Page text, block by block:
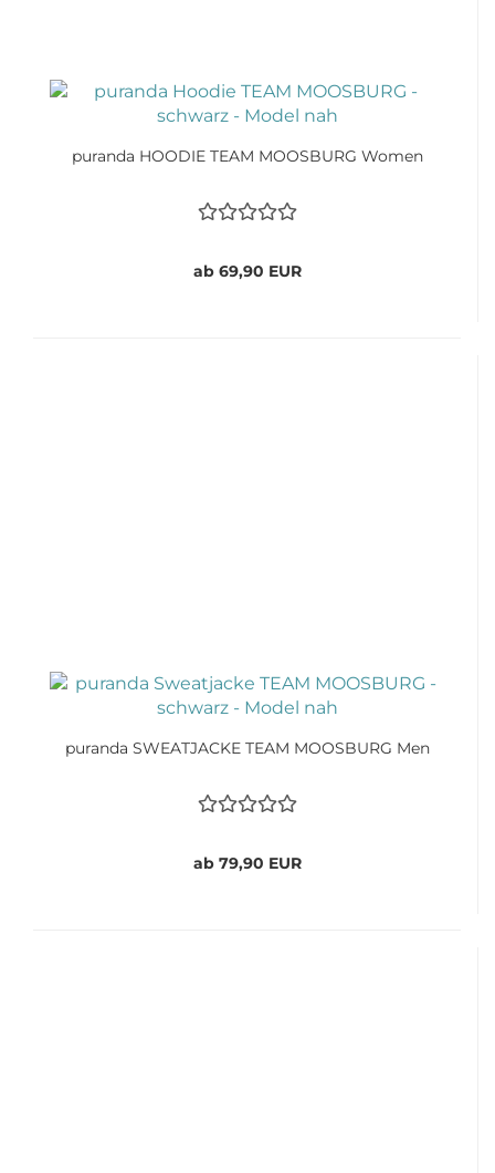
puranda HOODIE TEAM MOOSBURG Women
ab 69,90 EUR
puranda SWEATJACKE TEAM MOOSBURG Men
ab 79,90 EUR